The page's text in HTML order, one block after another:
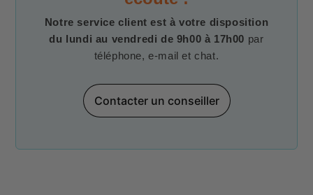
Notre service client est à votre disposition
du lundi au vendredi de 9h00 à 17h00 par
téléphone, e-mail et chat.
Contacter un conseiller